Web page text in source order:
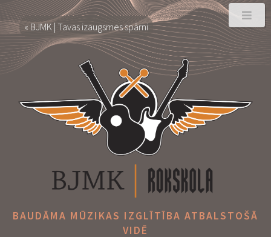
« BJMK | Tavas izaugsmes spārni
BAUDĀMA MŪZIKAS IZGLĪTĪBA ATBALSTOŠĀ
VIDĒ